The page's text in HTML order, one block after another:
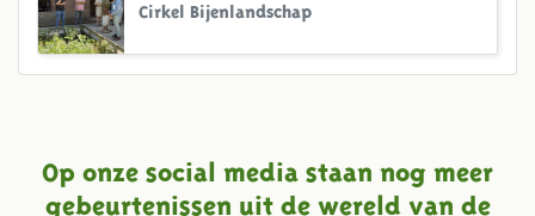
Cirkel Bijenlandschap
Op onze social media staan nog meer
gebeurtenissen uit de wereld van de